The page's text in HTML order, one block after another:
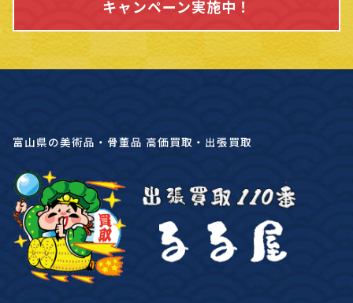
キャンペーン実施中！
富山県の美術品・骨董品 高価買取・出張買取